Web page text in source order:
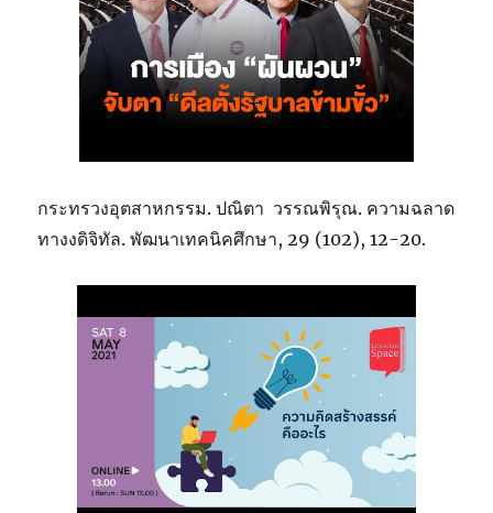
กระทรวงอุตสาหกรรม. ปณิตา วรรณพิรุณ. ความฉลาด
ทางงดิจิทัล. พัฒนาเทคนิคศึกษา, 29 (102), 12-20.